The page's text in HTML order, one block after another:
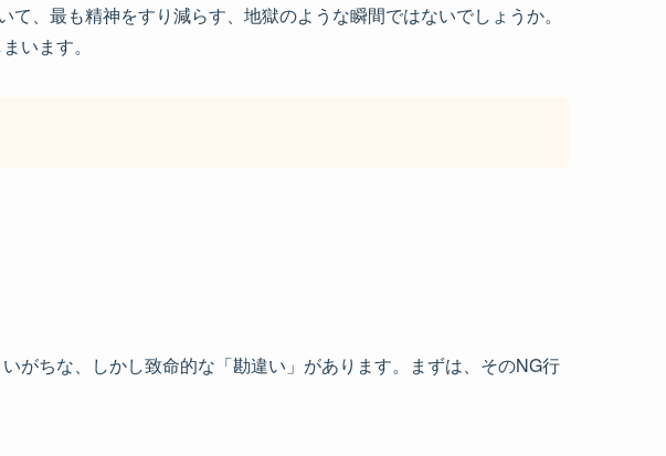
、最も精神をすり減らす、地獄のような瞬間ではないでしょうか。
います。
がちな、しかし致命的な「勘違い」があります。まずは、そのNG行